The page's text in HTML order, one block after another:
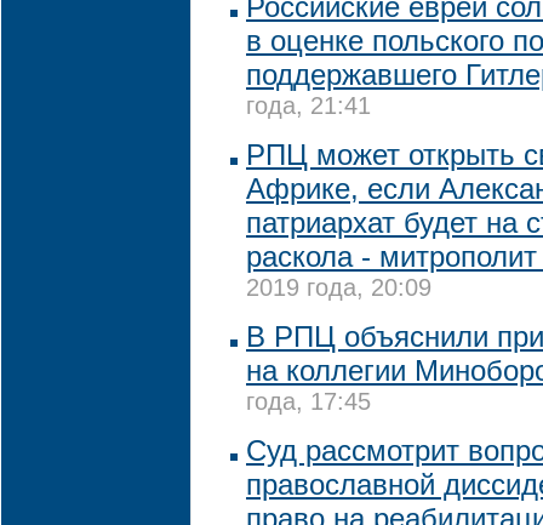
Российские евреи
в оценке польского
поддержавшего
года, 21:41
РПЦ может открыть
Африке, если
патриархат будет на
раскола -
2019 года, 20:09
В РПЦ объяснили
на коллегии
года, 17:45
Суд рассмотрит
православной
право на